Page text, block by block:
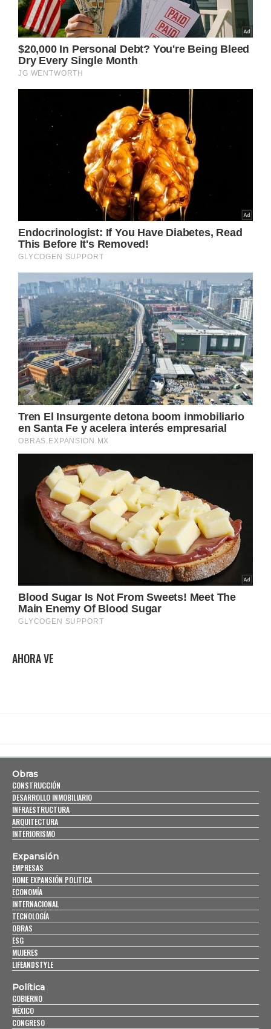
AHORA VE
Obras
CONSTRUCCIÓN
DESARROLLO INMOBILIARIO
INFRAESTRUCTURA
ARQUITECTURA
INTERIORISMO
Expansión
EMPRESAS
HOME EXPANSIÓN POLITICA
ECONOMÍA
INTERNACIONAL
TECNOLOGÍA
OBRAS
ESG
MUJERES
LIFEANDSTYLE
Política
GOBIERNO
MÉXICO
CONGRESO